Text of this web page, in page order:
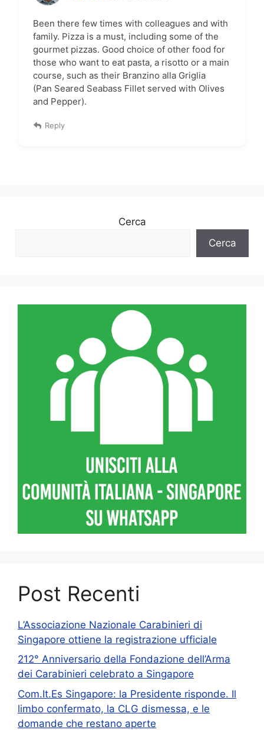
Been there few times with colleagues and with
family. Pizza is a must, including some of the
gourmet pizzas. Good choice of other food for
those who want to eat pasta, a risotto or a main
course, such as their Branzino alla Griglia
(Pan Seared Seabass Fillet served with Olives
and Pepper).
Reply
Cerca
Cerca
Post Recenti
L’Associazione Nazionale Carabinieri di
Singapore ottiene la registrazione ufficiale
212° Anniversario della Fondazione dell’Arma
dei Carabinieri celebrato a Singapore
Com.It.Es Singapore: la Presidente risponde. Il
limbo confermato, la CLG dismessa, e le
domande che restano aperte